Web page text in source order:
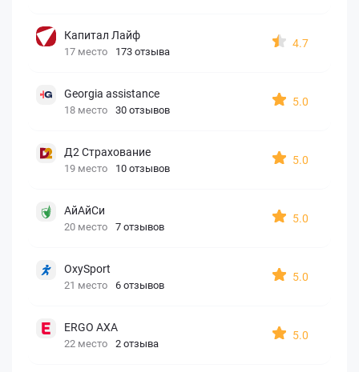
Капитал Лайф
17 место 173 отзыва
4.7
Georgia assistance
18 место 30 отзывов
5.0
Д2 Страхование
19 место 10 отзывов
5.0
АйАйСи
20 место 7 отзывов
5.0
OxySport
21 место 6 отзывов
5.0
ERGO AXA
22 место 2 отзыва
5.0